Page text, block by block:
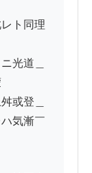
ト同理
光道＿
或登＿
気漸￣